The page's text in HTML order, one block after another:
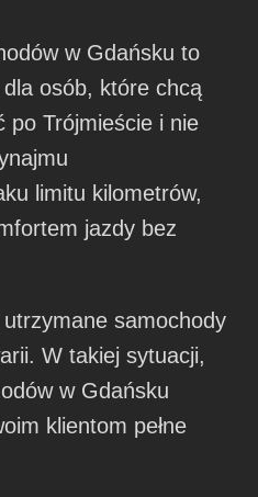
w Gdańsku to
dla osób, które chcą
po Trójmieście i nie
limitu kilometrów,
jazdy bez
samochody
W takiej sytuacji,
w Gdańsku
klientom pełne